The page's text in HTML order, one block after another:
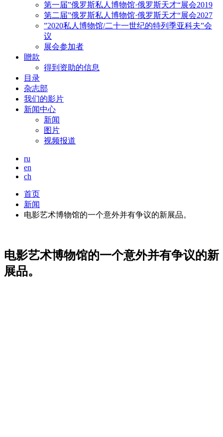
第一届”俄罗斯私人博物馆·俄罗斯天才“展会2019
第二届”俄罗斯私人博物馆·俄罗斯天才“展会2027
”2020私人博物馆/二十一世纪的特列季亚科夫”会
议
展会参加者
贈款
得到资助的信息
目录
杂志部
我们的影片
新闻中心
新闻
图片
视频报道
ru
en
ch
首页
新闻
电影艺术博物馆的一个意外并有争议的新展品。
电影艺术博物馆的一个意外并有争议的新
展品。